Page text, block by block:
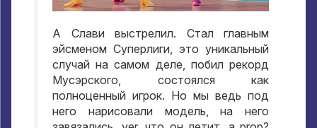
А Слави выстрелил. Стал главным
эйсменом Суперлиги
это уникальный
случай на самом деле
побил рекорд
Мусэрского
состоялся как
полноценный игрок. Но мы ведь под
него нарисовали модель ,на него